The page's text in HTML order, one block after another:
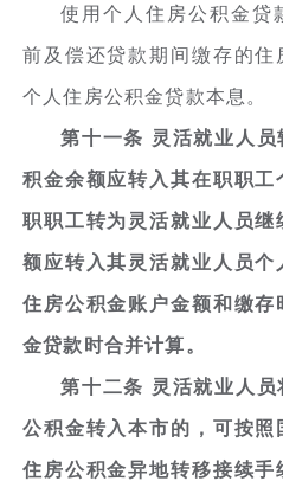
使用个人住房公积金贷
前及偿还贷款期间缴存的
个人住房公积金贷款本息。
第十一条 灵活就业人
积金余额应转入其在职职
职职工转为灵活就业人员
额应转入其灵活就业人员个
住房公积金账户金额和缴
金贷款时合并计算。
第十二条 灵活就业人
公积金转入本市的，可按
住房公积金异地转移接续